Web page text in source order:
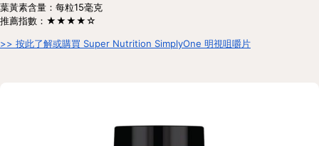
葉黃素含量：每粒15毫克
推薦指數：★★★★☆
>> 按此了解或購買 Super Nutrition SimplyOne 明視咀嚼片